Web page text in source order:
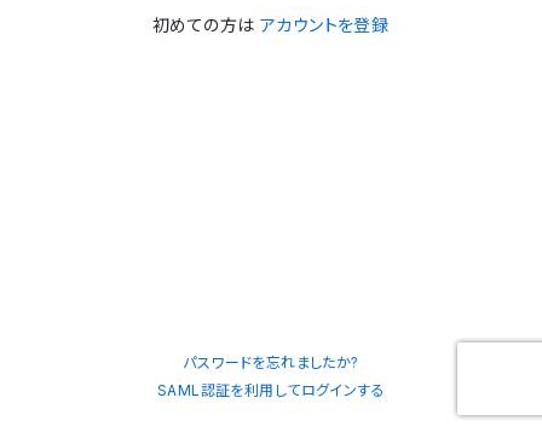
初めての方は アカウントを登録
パスワードを忘れましたか?
SAML認証を利用してログインする